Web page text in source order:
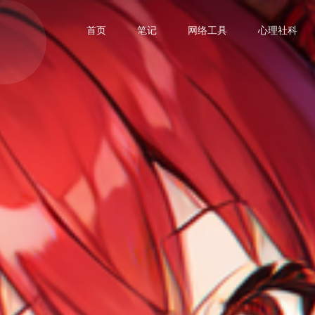
首页 笔记 网络工具 心理社科